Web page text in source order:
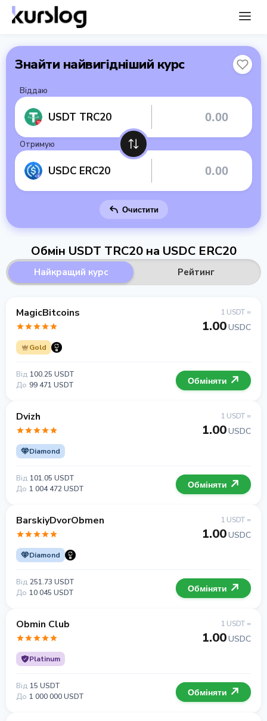
Знайти найвигідніший курс
Віддаю
USDT TRC20
Отримую
USDC ERC20
Очистити
Обмін USDT TRC20 на USDC ERC20
Найкращий курс Рейтинг
MagicBitcoins
Gold
1 USDT =
1.00USDC
Від 100.25 USDT
До 99 471 USDT Обміняти
Dvizh
Diamond
1 USDT =
1.00USDC
Від 101.05 USDT
До 1 004 472 USDT Обміняти
BarskiyDvorObmen
Diamond
1 USDT =
1.00USDC
Від 251.73 USDT
До 10 045 USDT Обміняти
Obmin Club
Platinum
1 USDT =
1.00USDC
Від 15 USDT
До 1 000 000 USDT Обміняти